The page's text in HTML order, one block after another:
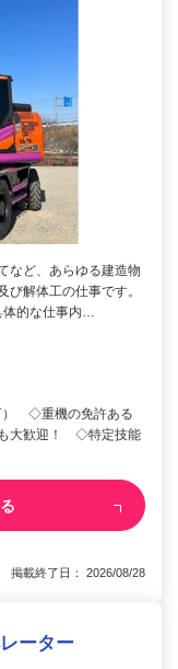
など、あらゆる建造物
解体工の仕事です。
的な仕事内…
） ◇重機の免許ある
大歓迎！ ◇特定技能
掲載終了日： 2026/08/28
ーター